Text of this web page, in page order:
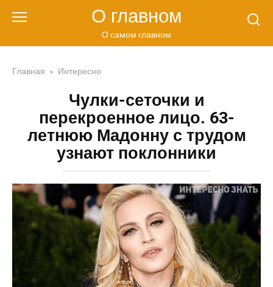
О главном
О самом главном
Главная » Интересно
Чулки-сеточки и
перекроенное лицо. 63-
летнюю Мадонну с трудом
узнают поклонники